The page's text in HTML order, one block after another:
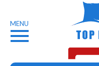
MENU